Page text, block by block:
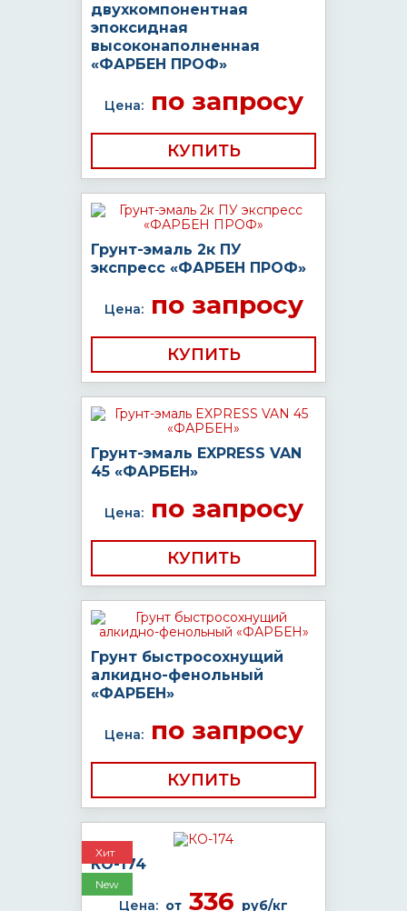
двухкомпонентная
эпоксидная
высоконаполненная
«ФАРБЕН ПРОФ»
Цена:по запросу
КУПИТЬ
Грунт-эмаль 2к ПУ
экспресс «ФАРБЕН ПРОФ»
Цена:по запросу
КУПИТЬ
Грунт-эмаль EXPRESS VAN
45 «ФАРБЕН»
Цена:по запросу
КУПИТЬ
Грунт быстросохнущий
алкидно-фенольный
«ФАРБЕН»
Цена:по запросу
КУПИТЬ
Хит
New
КО-174
Цена: от 336 руб/кг